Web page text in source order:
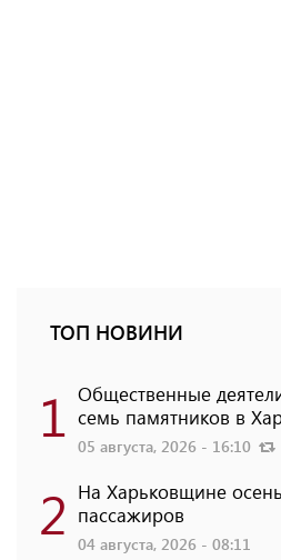
ТОП НОВИНИ
1 Общественные
семь памятников в
05 августа, 2026 - 16:10
2 На Харьковщине
пассажиров
04 августа, 2026 - 08:11